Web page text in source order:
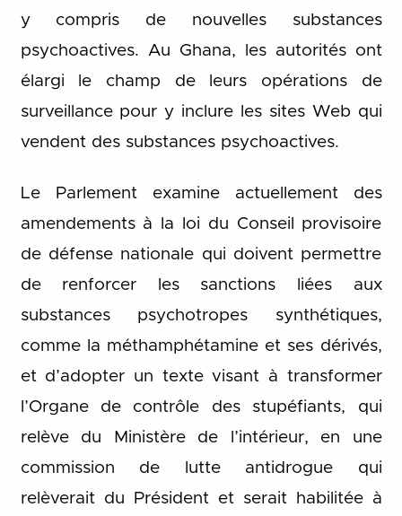
y compris de nouvelles substances
psychoactives. Au Ghana, les autorités ont
élargi le champ de leurs opérations de
surveillance pour y inclure les sites Web qui
vendent des substances psychoactives.
Le Parlement examine actuellement des
amendements à la loi du Conseil provisoire
de défense nationale qui doivent permettre
de renforcer les sanctions liées aux
substances psychotropes synthétiques,
comme la méthamphétamine et ses dérivés,
et d’adopter un texte visant à transformer
l’Organe de contrôle des stupéfiants, qui
relève du Ministère de l’intérieur, en une
commission de lutte antidrogue qui
relèverait du Président et serait habilitée à